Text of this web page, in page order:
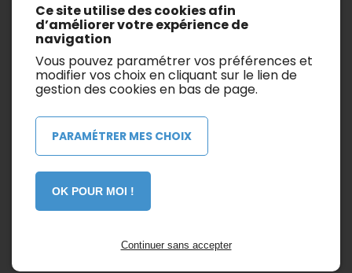
Afficher les filtres de recherche
Il n’y a aucun véhicule.
Ce site utilise des cookies afin
d’améliorer votre expérience de
navigation
Vous pouvez paramétrer vos préférences et
modifier vos choix en cliquant sur le lien de
gestion des cookies en bas de page.
PARAMÉTRER MES CHOIX
OK POUR MOI !
Continuer sans accepter